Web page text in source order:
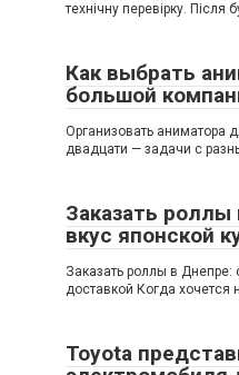
технічну перевірку. Після
Как выбрать
большой
Организовать аниматора
двадцати — задачи с
Заказать
вкус японской
Заказать роллы в Днепре:
доставкой Когда хочется
Toyota